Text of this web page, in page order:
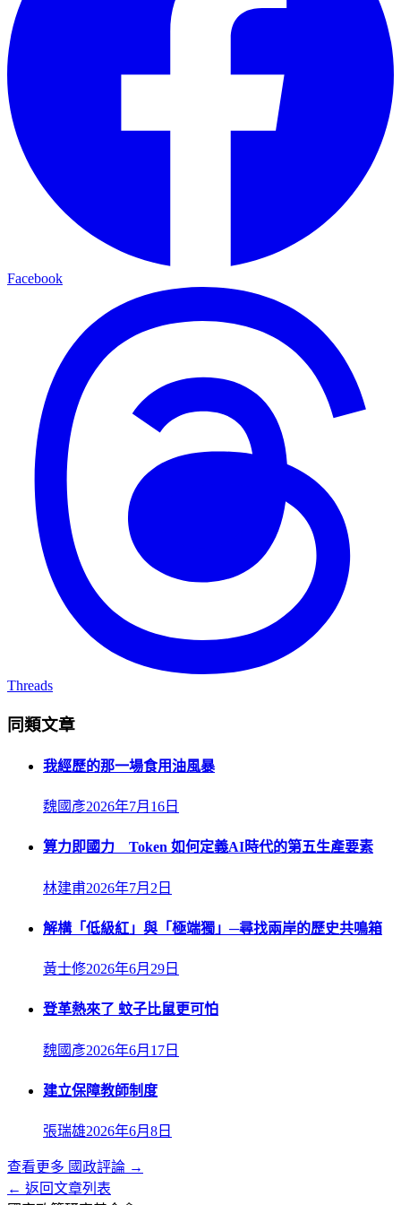
Facebook
Threads
同類文章
我經歷的那一場食用油風暴
魏國彥2026年7月16日
算力即國力 Token 如何定義AI時代的第五生產要素
林建甫2026年7月2日
解構「低級紅」與「極端獨」─尋找兩岸的歷史共鳴箱
黃士修2026年6月29日
登革熱來了 蚊子比鼠更可怕
魏國彥2026年6月17日
建立保障教師制度
張瑞雄2026年6月8日
查看更多 國政評論 →
← 返回文章列表